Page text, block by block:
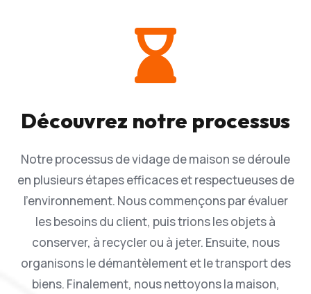

Découvrez notre processus
Notre processus de vidage de maison se déroule
en plusieurs étapes efficaces et respectueuses de
l’environnement. Nous commençons par évaluer
les besoins du client, puis trions les objets à
conserver, à recycler ou à jeter. Ensuite, nous
organisons le démantèlement et le transport des
biens. Finalement, nous nettoyons la maison,